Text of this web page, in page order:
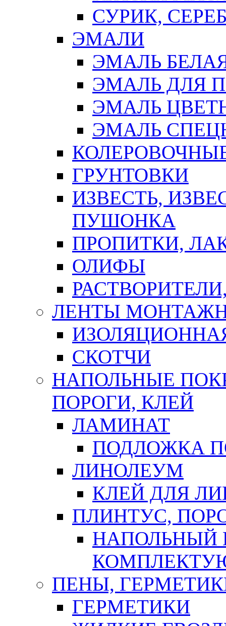
СУРИК,
ЭМАЛИ
ЭМАЛЬ
ЭМАЛЬ ДЛЯ
ЭМАЛЬ
ЭМАЛЬ
ГРУНТОВКИ
ИЗВЕСТЬ,
ПУШОНКА
ПРОПИТКИ,
ОЛИФЫ
ЛЕНТЫ
СКОТЧИ
НАПОЛЬНЫЕ
ПОРОГИ, КЛЕЙ
ЛАМИНАТ
ПОДЛОЖКА
ЛИНОЛЕУМ
КЛЕЙ ДЛЯ
ПЛИНТУС,
НАПОЛЬНЫЙ
ПЕНЫ,
ГЕРМЕТИКИ